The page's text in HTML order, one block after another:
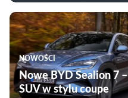
NOWOŚCI
Nowe BYD Sealion 7 –
SUV w stylu coupe